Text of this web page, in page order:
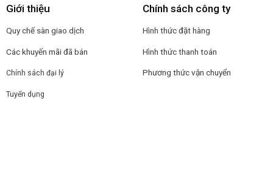
Giới thiệu
Quy chế sàn giao dịch
Các khuyến mãi đã bán
Chính sách đại lý
Tuyển dụng
Chính sách công ty
Hình thức đặt hàng
Hình thức thanh toán
Phương thức vận chuyển